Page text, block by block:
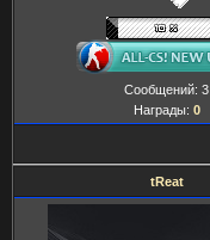
Сообщений: 3
Награды: 0
tReat